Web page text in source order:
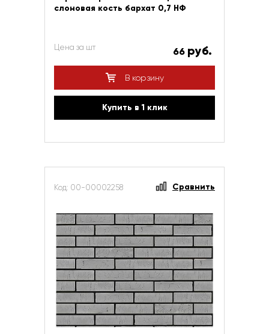
слоновая кость бархат 0,7 НФ
Цена за шт 66 руб.
В корзину
Купить в 1 клик
Код: 00-00002258 Сравнить